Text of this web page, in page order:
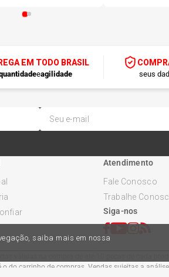
saiba mais em nossa
EM TODO BRASIL
eagilidade seus
Atendimento
Fale Conosco
Trabalhe
Siga-nos
válidas na compra de até 10 peças de cada
do carrinho de compras. Vendas sujeitas a